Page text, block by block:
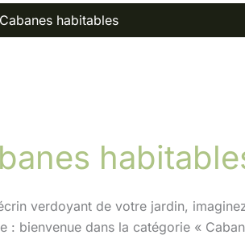
Cabanes habitables
verdoyant de votre jardin,
: bienvenue dans la catégorie «